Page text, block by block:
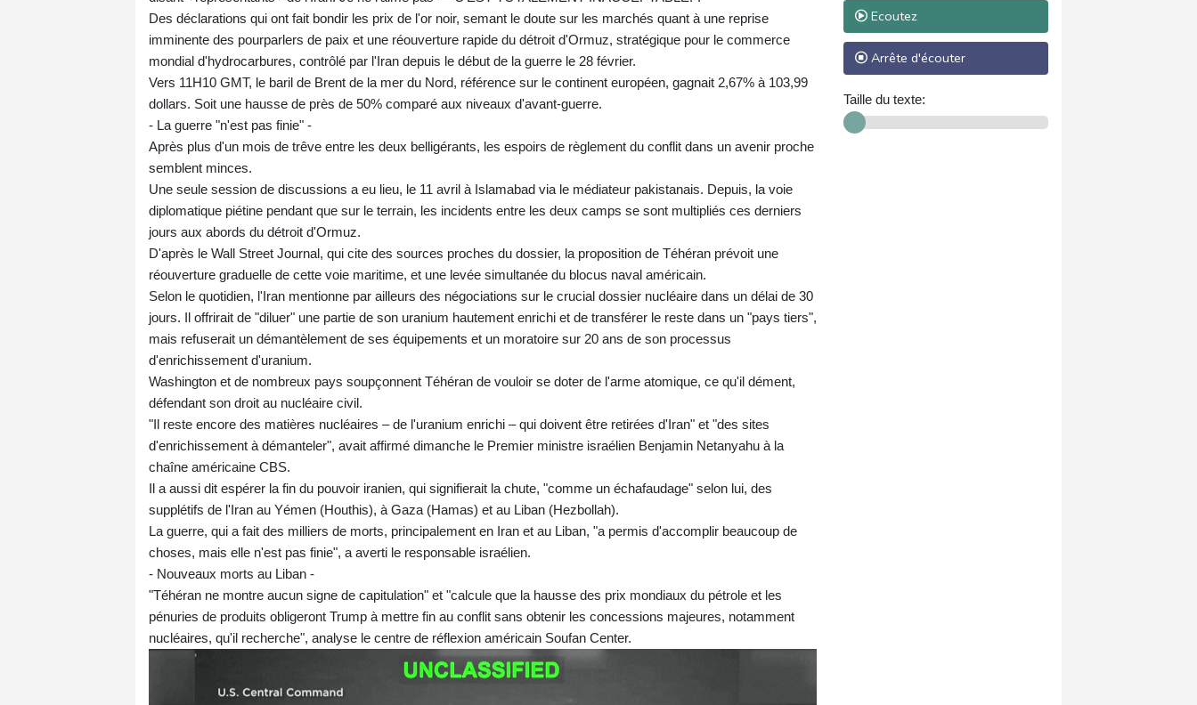
Des déclarations qui ont fait bondir les prix de l'or noir, semant le doute sur les marchés quant à une reprise
imminente des pourparlers de paix et une réouverture rapide du détroit d'Ormuz, stratégique pour le commerce
mondial d'hydrocarbures, contrôlé par l'Iran depuis le début de la guerre le 28 février.
Vers 11H10 GMT, le baril de Brent de la mer du Nord, référence sur le continent européen, gagnait 2,67% à 103,99
dollars. Soit une hausse de près de 50% comparé aux niveaux d'avant-guerre.
- La guerre "n'est pas finie" -
Après plus d'un mois de trêve entre les deux belligérants, les espoirs de règlement du conflit dans un avenir proche
semblent minces.
Une seule session de discussions a eu lieu, le 11 avril à Islamabad via le médiateur pakistanais. Depuis, la voie
diplomatique piétine pendant que sur le terrain, les incidents entre les deux camps se sont multipliés ces derniers
jours aux abords du détroit d'Ormuz.
D'après le Wall Street Journal, qui cite des sources proches du dossier, la proposition de Téhéran prévoit une
réouverture graduelle de cette voie maritime, et une levée simultanée du blocus naval américain.
Selon le quotidien, l'Iran mentionne par ailleurs des négociations sur le crucial dossier nucléaire dans un délai de 30
jours. Il offrirait de "diluer" une partie de son uranium hautement enrichi et de transférer le reste dans un "pays tiers",
mais refuserait un démantèlement de ses équipements et un moratoire sur 20 ans de son processus
d'enrichissement d'uranium.
Washington et de nombreux pays soupçonnent Téhéran de vouloir se doter de l'arme atomique, ce qu'il dément,
défendant son droit au nucléaire civil.
"Il reste encore des matières nucléaires – de l'uranium enrichi – qui doivent être retirées d'Iran" et "des sites
d'enrichissement à démanteler", avait affirmé dimanche le Premier ministre israélien Benjamin Netanyahu à la
chaîne américaine CBS.
Il a aussi dit espérer la fin du pouvoir iranien, qui signifierait la chute, "comme un échafaudage" selon lui, des
supplétifs de l'Iran au Yémen (Houthis), à Gaza (Hamas) et au Liban (Hezbollah).
La guerre, qui a fait des milliers de morts, principalement en Iran et au Liban, "a permis d'accomplir beaucoup de
choses, mais elle n'est pas finie", a averti le responsable israélien.
- Nouveaux morts au Liban -
"Téhéran ne montre aucun signe de capitulation" et "calcule que la hausse des prix mondiaux du pétrole et les
pénuries de produits obligeront Trump à mettre fin au conflit sans obtenir les concessions majeures, notamment
nucléaires, qu'il recherche", analyse le centre de réflexion américain Soufan Center.
boursiers.
Ecoutez
Arrête d'écouter
Taille du texte: